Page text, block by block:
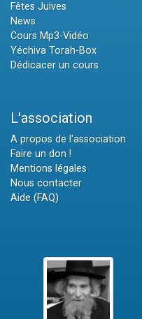
Fêtes Juives
News
Cours Mp3-Vidéo
Yéchiva Torah-Box
Dédicacer un cours
L'association
A propos de l'association
Faire un don !
Mentions légales
Nous contacter
Aide (FAQ)